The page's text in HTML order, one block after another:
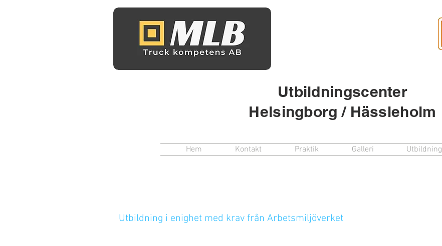
Utbildningscenter
Helsingborg / Hässleholm
Hem Kontakt Praktik Galleri Utbildning
Utbildning i enighet med krav från Arbetsmiljöverket